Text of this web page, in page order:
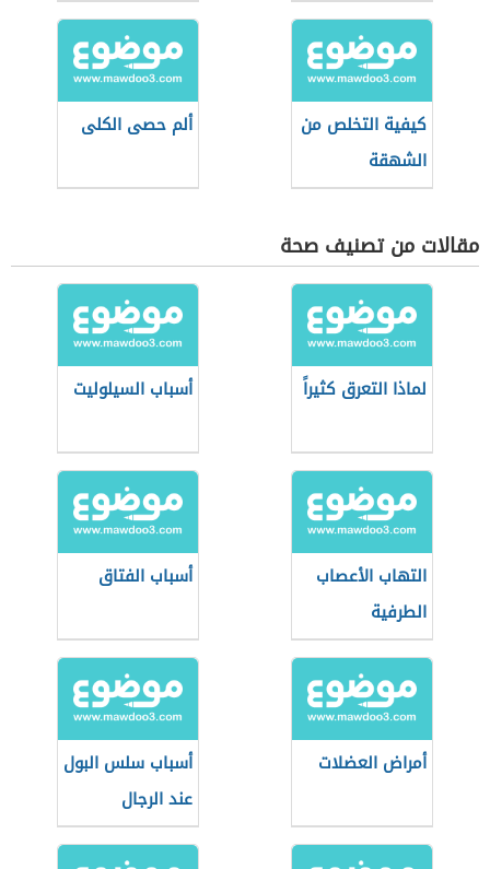
كيفية التخلص من
الشهقة
ألم حصى الكلى
مقالات من تصنيف صحة
لماذا التعرق كثيراً أسباب السيلوليت
التهاب الأعصاب
الطرفية
أسباب الفتاق
أمراض العضلات
أسباب سلس البول
عند الرجال